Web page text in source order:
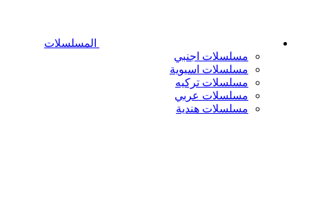
المسلسلات
مسلسلات اجنبي
مسلسلات اسيوية
مسلسلات تركيه
مسلسلات عربي
مسلسلات هندية